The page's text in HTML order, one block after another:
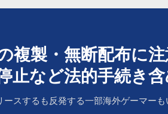
複製・無断配布に
止など法的手続き
スするも反発する一部海外ゲーマーも